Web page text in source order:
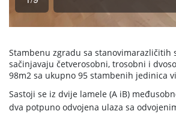
Stambenu zgradu sa stanovimarazličitih
sačinjavaju četverosobni, trosobni i
98m2 sa ukupno 95 stambenih jedinica
Sastoji se iz dvije lamele (A iB)
dva potpuno odvojena ulaza sa